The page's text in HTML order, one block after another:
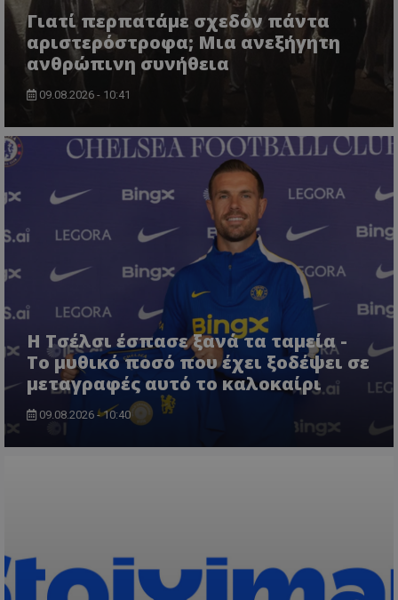
Γιατί περπατάμε σχεδόν πάντα
αριστερόστροφα; Μια ανεξήγητη
ανθρώπινη συνήθεια
09.08.2026 - 10:41
Η Τσέλσι έσπασε ξανά τα ταμεία -
Το μυθικό ποσό που έχει ξοδέψει σε
μεταγραφές αυτό το καλοκαίρι
09.08.2026 - 10:40